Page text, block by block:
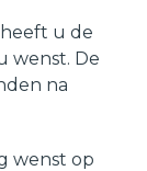
u de
wenst. De
na
wenst op